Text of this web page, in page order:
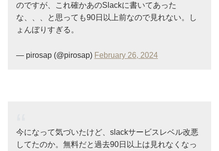
のですが、これ確かあのSlackに書いてあった
な、、、と思っても90日以上前なので見れない。し
ょんぼりすぎる。
— pirosap (@pirosap) February 26, 2024
今になって気づいたけど、slackサービスレベル改悪
してたのか。無料だと過去90日以上は見れなくなっ